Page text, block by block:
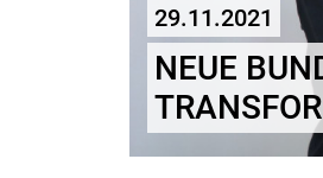
29.11.2021
NEUE